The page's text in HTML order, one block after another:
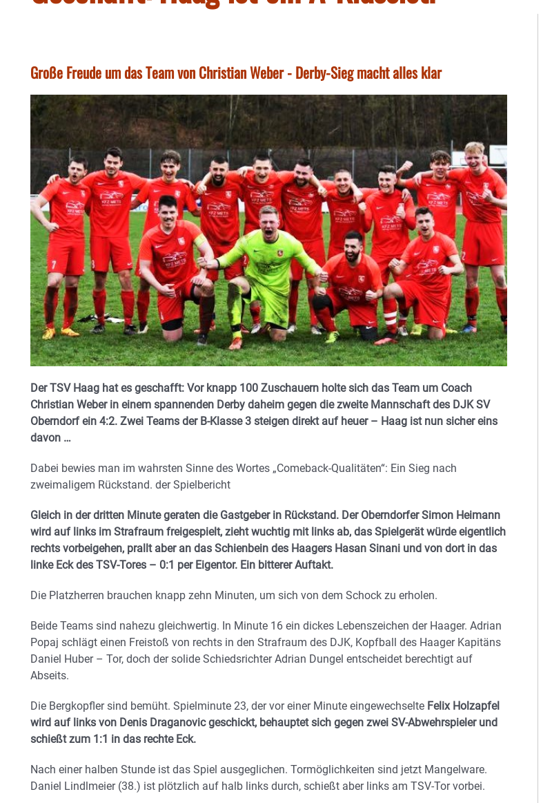
Große Freude um das Team von Christian Weber - Derby-Sieg macht alles klar
Der TSV Haag hat es geschafft: Vor knapp 100 Zuschauern holte sich das Team um Coach
Christian Weber in einem spannenden Derby daheim gegen die zweite Mannschaft des DJK SV
Oberndorf ein 4:2. Zwei Teams der B-Klasse 3 steigen direkt auf heuer – Haag ist nun sicher eins
davon …
Dabei bewies man im wahrsten Sinne des Wortes „Comeback-Qualitäten“: Ein Sieg nach
zweimaligem Rückstand. der Spielbericht
Gleich in der dritten Minute geraten die Gastgeber in Rückstand. Der Oberndorfer Simon Heimann
wird auf links im Strafraum freigespielt, zieht wuchtig mit links ab, das Spielgerät würde eigentlich
rechts vorbeigehen, prallt aber an das Schienbein des Haagers Hasan Sinani und von dort in das
linke Eck des TSV-Tores – 0:1 per Eigentor. Ein bitterer Auftakt.
Die Platzherren brauchen knapp zehn Minuten, um sich von dem Schock zu erholen.
Beide Teams sind nahezu gleichwertig. In Minute 16 ein dickes Lebenszeichen der Haager. Adrian
Popaj schlägt einen Freistoß von rechts in den Strafraum des DJK, Kopfball des Haager Kapitäns
Daniel Huber – Tor, doch der solide Schiedsrichter Adrian Dungel entscheidet berechtigt auf
Abseits.
Die Bergkopfler sind bemüht. Spielminute 23, der vor einer Minute eingewechselte Felix Holzapfel
wird auf links von Denis Draganovic geschickt, behauptet sich gegen zwei SV-Abwehrspieler und
schießt zum 1:1 in das rechte Eck.
Nach einer halben Stunde ist das Spiel ausgeglichen. Tormöglichkeiten sind jetzt Mangelware.
Daniel Lindlmeier (38.) ist plötzlich auf halb links durch, schießt aber links am TSV-Tor vorbei.